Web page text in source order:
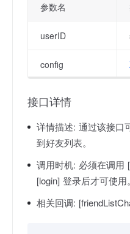
参数名
userID
config
接口详情
详情描述: 通过该接口
到好友列表。
调用时机: 必须在调用
[login] 登录后才可使用。
相关回调: